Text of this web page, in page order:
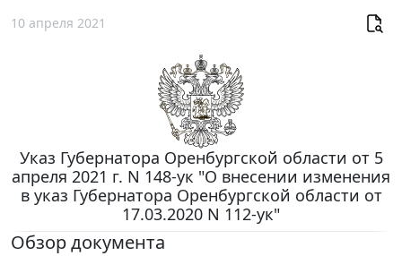
10 апреля 2021
Указ Губернатора Оренбургской области от 5
апреля 2021 г. N 148-ук "О внесении изменения
в указ Губернатора Оренбургской области от
17.03.2020 N 112-ук"
Обзор документа